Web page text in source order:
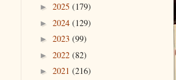
► 2025 (179)
► 2024 (129)
► 2023 (99)
► 2022 (82)
► 2021 (216)